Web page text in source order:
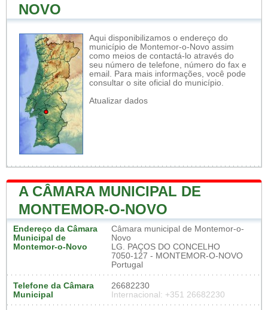
NOVO
Aqui disponibilizamos o endereço do
município de Montemor-o-Novo assim
como meios de contactá-lo através do
seu número de telefone, número do fax e
email. Para mais informações, você pode
consultar o site oficial do município.
Atualizar dados
A CÂMARA MUNICIPAL DE
MONTEMOR-O-NOVO
Endereço da Câmara
Municipal de
Montemor-o-Novo
Câmara municipal de Montemor-o-
Novo
LG. PAÇOS DO CONCELHO
7050-127 - MONTEMOR-O-NOVO
Portugal
Telefone da Câmara
Municipal
26682230
Internacional: +351 26682230